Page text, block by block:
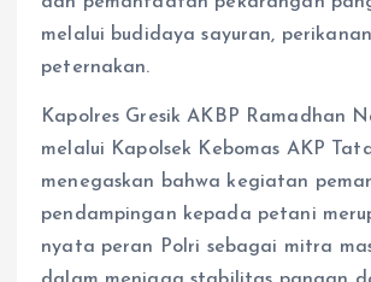
melalui budidaya sayuran,
peternakan.
Kapolres Gresik AKBP Ramadhan
melalui Kapolsek Kebomas AKP
menegaskan bahwa kegiatan
pendampingan kepada petani
nyata peran Polri sebagai mitra